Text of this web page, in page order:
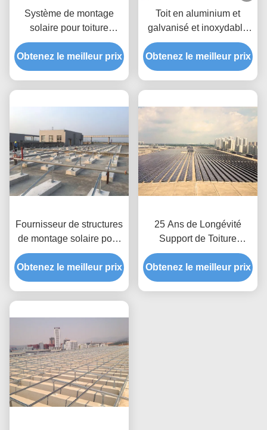
Système de montage
solaire pour toiture
métallique pour projets
commerciaux et
industriels
Obtenez le meilleur prix
Toit en aluminium et
galvanisé et inoxydable
anodisé de panneau
solaire de tuile montant
des systèmes
Obtenez le meilleur prix
Fournisseur de structures
de montage solaire pour
toits plats à haute
efficacité
Obtenez le meilleur prix
25 Ans de Longévité
Support de Toiture
Photovoltaïque Conçu
pour Application sur Toit
Cadre de Support de
Obtenez le meilleur prix